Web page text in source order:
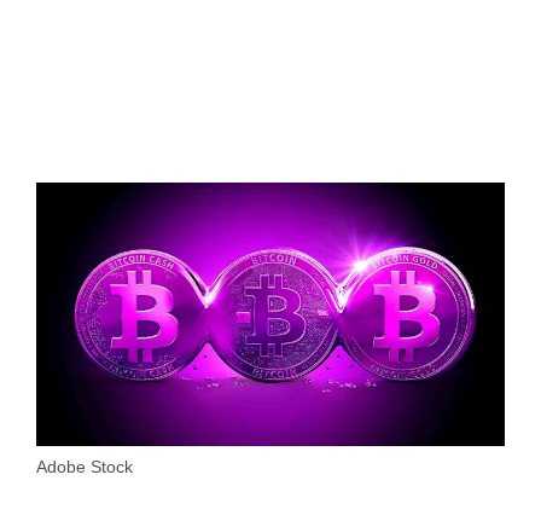
Adobe Stock